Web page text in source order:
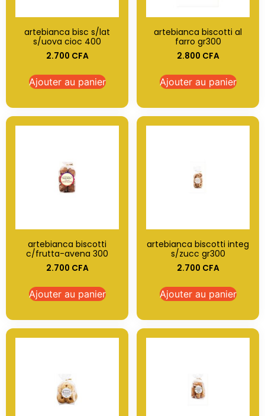
artebianca bisc s/lat
s/uova cioc 400
2.700 CFA
Ajouter au panier
artebianca biscotti al
farro gr300
2.800 CFA
Ajouter au panier
artebianca biscotti
c/frutta-avena 300
2.700 CFA
Ajouter au panier
artebianca biscotti integ
s/zucc gr300
2.700 CFA
Ajouter au panier